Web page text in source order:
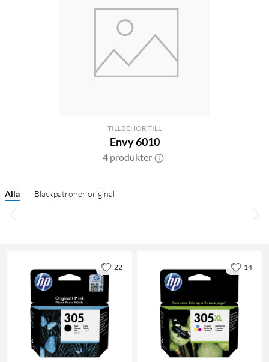
TILLBEHÖR TILL
Envy 6010
4 produkter
Alla Bläckpatroner original
22 14